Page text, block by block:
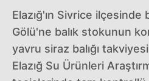
Elazığ'ın Sivrice ilçesinde
Gölü'ne balık stokunun
yavru siraz balığı takviyesi
Elazığ Su Ürünleri